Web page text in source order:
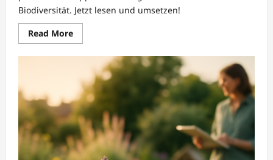
Biodiversität. Jetzt lesen und umsetzen!
Read MoreRead
more
Nachhaltiges
Schädlingsmanagement
Nützlingen
von
Economics
of
Nature